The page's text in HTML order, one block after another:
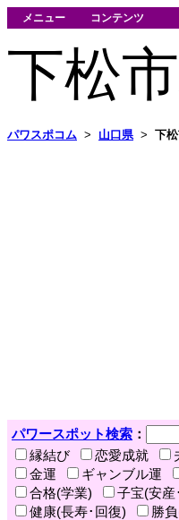
メニュー コンテンツ
下松
パワスポコム > 山口県 > 下
パワースポット検索 ：
縁結び
恋愛成就
金運
ギャンブル運
合格(学業)
子宝(安産
健康(長寿･回復)
勝